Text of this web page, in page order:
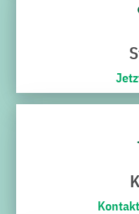
fördern und eine
rasche Umsetzung
Eindämmung des
E-